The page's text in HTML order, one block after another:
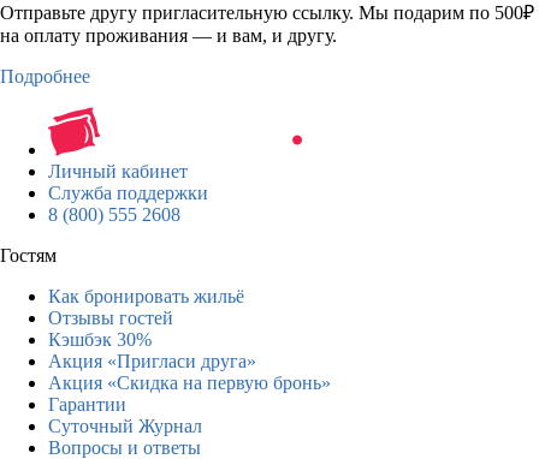
Отправьте другу пригласительную ссылку. Мы подарим по 500₽
на оплату проживания — и вам, и другу.
Подробнее
Личный кабинет
Служба поддержки
8 (800) 555 2608
Гостям
Как бронировать жильё
Отзывы гостей
Кэшбэк 30%
Акция «Пригласи друга»
Акция «Скидка на первую бронь»
Гарантии
Суточный Журнал
Вопросы и ответы